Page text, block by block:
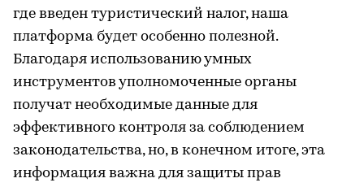
где введен туристический налог, наша
платформа будет особенно полезной.
Благодаря использованию умных
инструментов уполномоченные органы
получат необходимые данные для
эффективного контроля за соблюдением
законодательства, но, в конечном итоге, эта
информация важна для защиты прав